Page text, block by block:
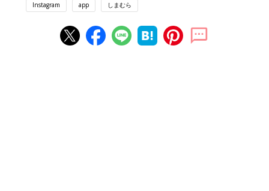
Instagram app しまむら